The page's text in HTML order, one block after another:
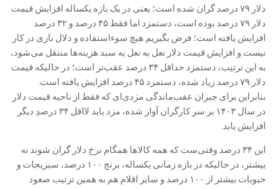
دلار ۷۹ درصد گران شده است؛ یعنی در یک بازه یکساله افزایش قیمت
دلار ۷۹ درصد بوده است، دستمزد اما فقط ۴۵ درصد و ۳۲ درصد
افزایش یافته است؛ فرض بگیریم هیچ سوءاستفاده و دلال بازی در کار
نیست و افزایش قیمت دلار نعل به نعل به سبد هزینه‌ها منتقل می‌شود،
به این ترتیب، دستمزد حداقل ۳۴ درصد عقب‌تر است؛ در حالیکه قیمت
دلار ۷۹ درصد زیاد شده، دستمزد ۴۵ درصد افزایش یافته است.
بنابراین برای جبران عقب‌ماندگی مزدی‌ای که فقط از ناحیه قیمت دلار
در سال ۱۴۰۳ بر سر کارگران آوار شده، مزد باید لااقل ۳۴ درصدِ دیگر
افزایش یابد.
این ۳۴ درصد وقتی‌ست که همه کالاها همگام نرخ دلار گران شوند نه
بیشتر، در حالیکه در بازه زمانی یکساله، برنج ۱۰۰ درصد، سبزیجات و
حبوبات بیشتر از ۱۰۰ درصد و سایر اقلام هم به همین ترتیب صعود